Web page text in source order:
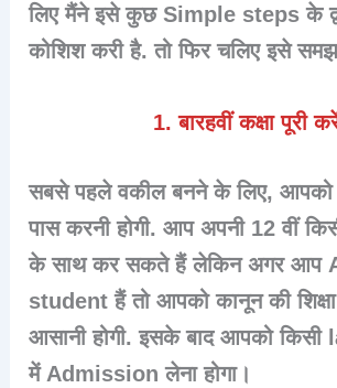
लिए मैंने इसे कुछ Simple steps के
कोशिश करी है. तो फिर चलिए इसे
1. बारहवीं कक्षा पूरी
सबसे पहले वकील बनने के लिए, आपको
पास करनी होगी. आप अपनी 12 वीं
के साथ कर सकते हैं लेकिन अगर आप
student हैं तो आपको कानून की
आसानी होगी. इसके बाद आपको
में Admission लेना होगा।